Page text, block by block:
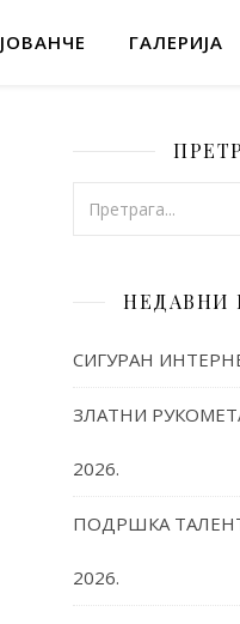
ЈОВАНЧЕ ГАЛЕРИЈА
НЕДАВНИ
СИГУРАН
ЗЛАТНИ
2026.
ПОДРШКА
2026.